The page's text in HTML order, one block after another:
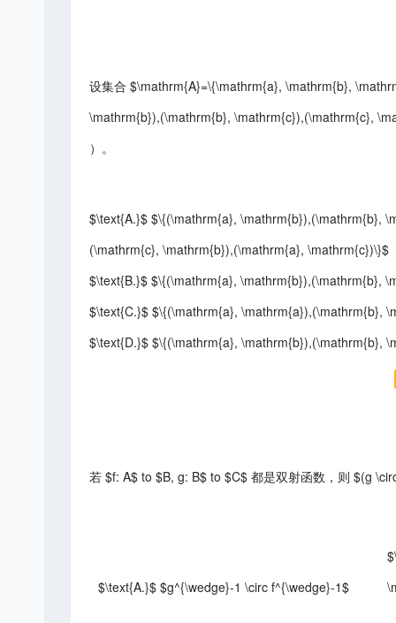
设集合 $\mathrm{A}=\{\mathrm{a}, \mathrm{b},
\mathrm{b}),(\mathrm{b}, \mathrm{c}),(\mathrm{c},
）。
$\text{A.}$ $\{(\mathrm{a}, \mathrm{b}),(\mathrm{b},
(\mathrm{c}, \mathrm{b}),(\mathrm{a}, \mathrm{c})\}$
$\text{B.}$ $\{(\mathrm{a}, \mathrm{b}),(\mathrm{b},
$\text{C.}$ $\{(\mathrm{a}, \mathrm{a}),(\mathrm{b},
$\text{D.}$ $\{(\mathrm{a}, \mathrm{b}),(\mathrm{b},
若 $f: A$ to $B, g: B$ to $C$ 都是双射函数，则 $(g
$\text{A.}$ $g^{\wedge}-1 \circ f^{\wedge}-1$